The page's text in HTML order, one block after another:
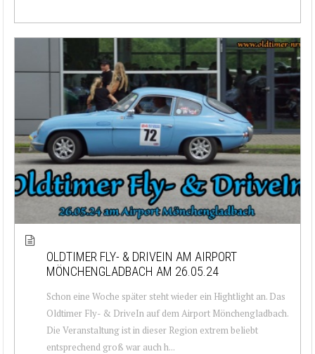
OLDTIMER FLY- & DRIVEIN AM AIRPORT
MÖNCHENGLADBACH AM 26.05.24
Schon eine Woche später steht wieder ein Hightlight an. Das
Oldtimer Fly- & DriveIn auf dem Airport Mönchengladbach.
Die Veranstaltung ist in dieser Region extrem beliebt
entsprechend groß war auch h...